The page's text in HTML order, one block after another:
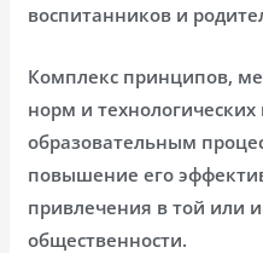
воспитанников и
Комплекс принципов,
норм и
образовательным
повышение его
привлечения в той или
общественности.